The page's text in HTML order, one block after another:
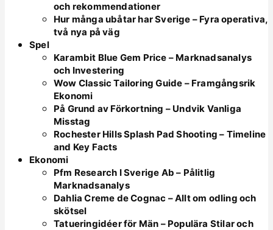
och rekommendationer
Hur många ubåtar har Sverige – Fyra operativa,
två nya på väg
Spel
Karambit Blue Gem Price – Marknadsanalys
och Investering
Wow Classic Tailoring Guide – Framgångsrik
Ekonomi
På Grund av Förkortning – Undvik Vanliga
Misstag
Rochester Hills Splash Pad Shooting – Timeline
and Key Facts
Ekonomi
Pfm Research I Sverige Ab – Pålitlig
Marknadsanalys
Dahlia Creme de Cognac – Allt om odling och
skötsel
Tatueringidéer för Män – Populära Stilar och